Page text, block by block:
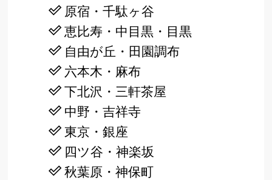
原宿・千駄ヶ谷
恵比寿・中目黒・目黒
自由が丘・田園調布
六本木・麻布
下北沢・三軒茶屋
中野・吉祥寺
東京・銀座
四ツ谷・神楽坂
秋葉原・神保町